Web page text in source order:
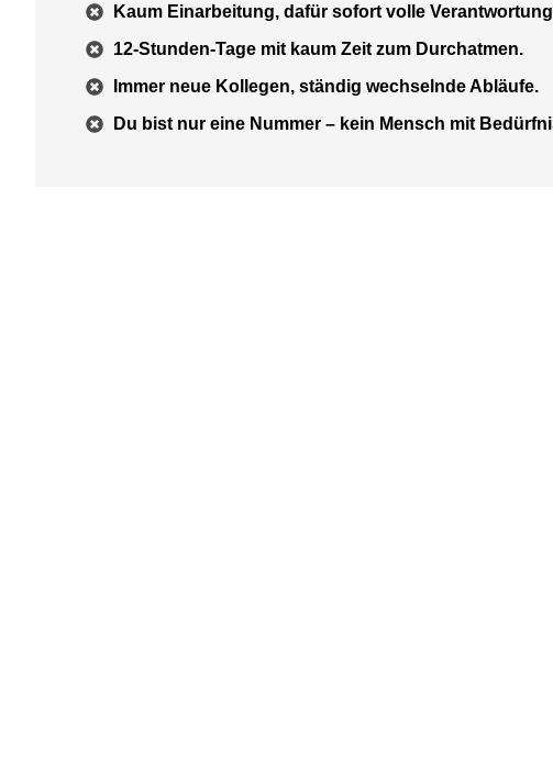
Kaum Einarbeitung, dafür sofort volle
12-Stunden-Tage mit kaum Zeit zum Durchatmen.
Immer neue Kollegen, ständig wechselnde Abläufe.
Du bist nur eine Nummer – kein Mensch mit